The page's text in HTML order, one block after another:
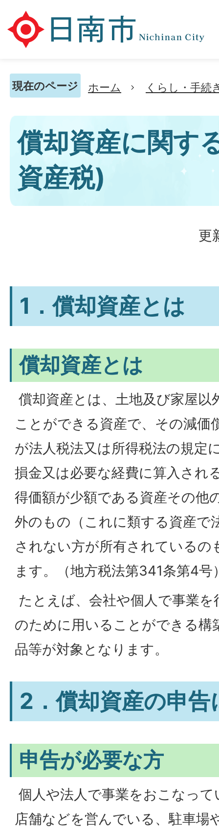
現在のページ ホーム くらし・手続
償却資産に関す
資産税)
更
1．償却資産とは
償却資産とは
償却資産とは、土地及び家屋以
ことができる資産で、その減価
が法人税法又は所得税法の規定
損金又は必要な経費に算入され
得価額が少額である資産その他
外のもの（これに類する資産で
されない方が所有されているの
ます。（地方税法第341条第4号
たとえば、会社や個人で事業
のために用いることができる構
品等が対象となります。
2．償却資産の申告
申告が必要な方
個人や法人で事業をおこなっ
店舗などを営んでいる、駐車場